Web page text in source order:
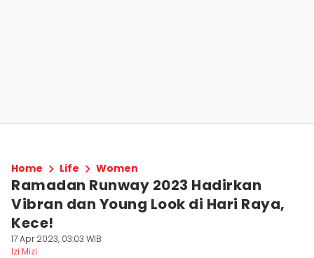
Home Life Women
Ramadan Runway 2023 Hadirkan
Vibran dan Young Look di Hari Raya,
Kece!
17 Apr 2023, 03:03 WIB
Izi Mizi